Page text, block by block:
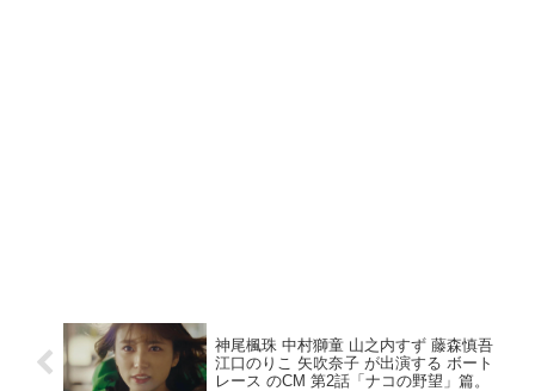
神尾楓珠 中村獅童 山之内すず 藤森慎吾
江口のりこ 矢吹奈子 が出演する ボート
レース のCM 第2話「ナコの野望」篇。